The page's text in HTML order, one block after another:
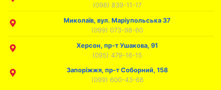
(098) 839-11-17
Миколаїв, вул. Маріупольська 37
(099) 073-98-60
Херсон, пр-т Ушакова, 91
(095) 479-16-15
Запоріжжя, пр-т Соборний, 158
(099) 600-43-68